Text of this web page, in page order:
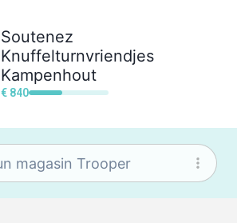
Soutenez
Knuffelturnvriendjes
Kampenhout
€ 840